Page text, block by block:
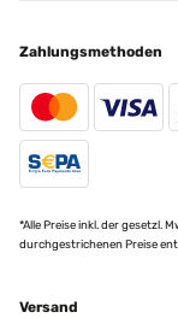
Zahlungsmethoden
*Alle Preise inkl. der gesetzl.
durchgestrichenen Preise
Versand